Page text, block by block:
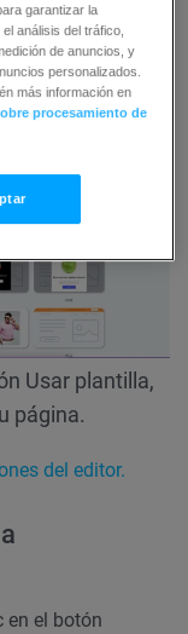
plantilla en
por tipo en la
Usar plantilla,
página.
del editor.
en el botón
garantizar la
análisis del tráfico,
de anuncios, y
personalizados.
más información en
procesamiento de